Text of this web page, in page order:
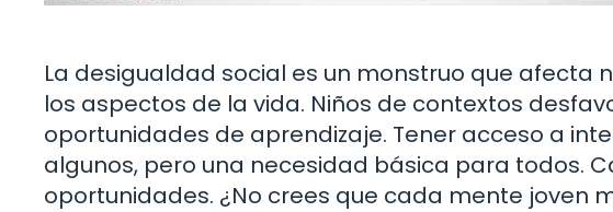
La desigualdad social es un monstruo que afecta
los aspectos de la vida. Niños de contextos
oportunidades de aprendizaje. Tener acceso a
algunos, pero una necesidad básica para todos.
oportunidades. ¿No crees que cada mente joven